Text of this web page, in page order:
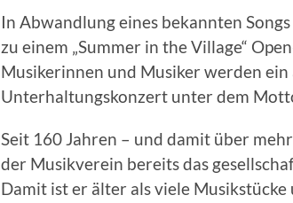
In Abwandlung eines bekannten
zu einem „Summer in the Village“
Musikerinnen und Musiker werden
Unterhaltungskonzert unter dem
Seit 160 Jahren – und damit über
der Musikverein bereits das
Damit ist er älter als viele Musikstücke